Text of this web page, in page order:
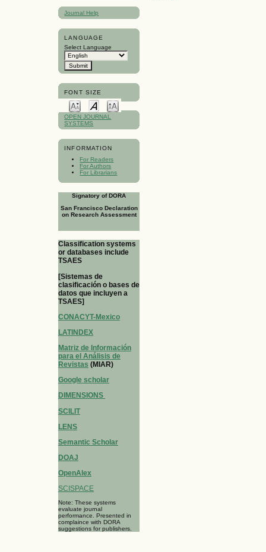
Journal Help
LANGUAGE
Select Language
FONT SIZE
OPEN JOURNAL
SYSTEMS
INFORMATION
For Readers
For Authors
For Librarians
Signatory of DORA
San Francisco Declaration
on Research Assessment
Classification systems
or databases include
TSAES
[Sistemas de
clasificación o bases de
datos que incluyen a
TSAES]
CONACYT-Mexico
LATINDEX
Matriz de Información
para el Análisis de
Revistas (MIAR)
Google scholar
DIMENSIONS
SCILIT
LENS
Semantic Scholar
DOAJ
OpenAlex
SCISPACE
Note: These systems
evaluate journal
performance. Presented in
complaince with DORA
suggestions for publishers.